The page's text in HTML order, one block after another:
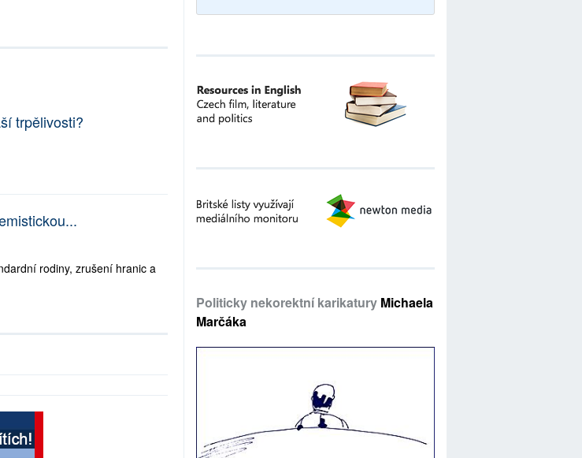
trpělivosti?
rodiny, zrušení hranic a
Politicky nekorektní karikatury Michaela
Marčáka